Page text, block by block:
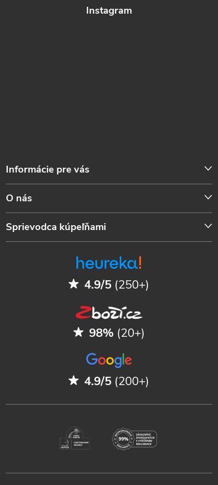
Instagram
Informácie pre vás
O nás
Sprievodca kúpeľňami
4.9/5 (250+)
98% (20+)
4.9/5 (200+)